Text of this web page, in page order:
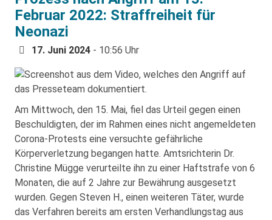
Februar 2022: Straffreiheit für
Neonazi
17. Juni 2024 - 10:56 Uhr
Am Mittwoch, den 15. Mai, fiel das Urteil gegen einen
Beschuldigten, der im Rahmen eines nicht angemeldeten
Corona-Protests eine versuchte gefährliche
Körperverletzung begangen hatte. Amtsrichterin Dr.
Christine Mügge verurteilte ihn zu einer Haftstrafe von 6
Monaten, die auf 2 Jahre zur Bewährung ausgesetzt
wurden. Gegen Steven H., einen weiteren Täter, wurde
das Verfahren bereits am ersten Verhandlungstag aus